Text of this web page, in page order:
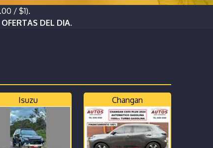
/ $1).
OFERTAS DEL DIA.
Isuzu Changan